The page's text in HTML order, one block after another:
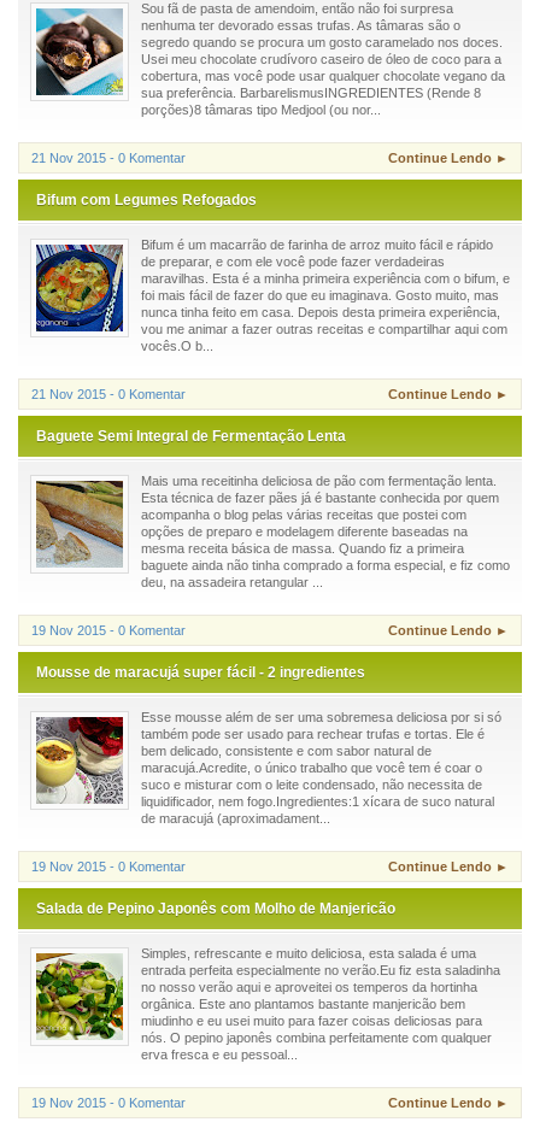
Sou fã de pasta de amendoim, então não foi surpresa
nenhuma ter devorado essas trufas. As tâmaras são o
segredo quando se procura um gosto caramelado nos doces.
Usei meu chocolate crudívoro caseiro de óleo de coco para a
cobertura, mas você pode usar qualquer chocolate vegano da
sua preferência. BarbarelismusINGREDIENTES (Rende 8
porções)8 tâmaras tipo Medjool (ou nor...
21 Nov 2015 - 0 Komentar Continue Lendo ►
Bifum com Legumes Refogados
Bifum é um macarrão de farinha de arroz muito fácil e rápido
de preparar, e com ele você pode fazer verdadeiras
maravilhas. Esta é a minha primeira experiência com o bifum, e
foi mais fácil de fazer do que eu imaginava. Gosto muito, mas
nunca tinha feito em casa. Depois desta primeira experiência,
vou me animar a fazer outras receitas e compartilhar aqui com
vocês.O b...
21 Nov 2015 - 0 Komentar Continue Lendo ►
Baguete Semi Integral de Fermentação Lenta
Mais uma receitinha deliciosa de pão com fermentação lenta.
Esta técnica de fazer pães já é bastante conhecida por quem
acompanha o blog pelas várias receitas que postei com
opções de preparo e modelagem diferente baseadas na
mesma receita básica de massa. Quando fiz a primeira
baguete ainda não tinha comprado a forma especial, e fiz como
deu, na assadeira retangular ...
19 Nov 2015 - 0 Komentar Continue Lendo ►
Mousse de maracujá super fácil - 2 ingredientes
Esse mousse além de ser uma sobremesa deliciosa por si só
também pode ser usado para rechear trufas e tortas. Ele é
bem delicado, consistente e com sabor natural de
maracujá.Acredite, o único trabalho que você tem é coar o
suco e misturar com o leite condensado, não necessita de
liquidificador, nem fogo.Ingredientes:1 xícara de suco natural
de maracujá (aproximadament...
19 Nov 2015 - 0 Komentar Continue Lendo ►
Salada de Pepino Japonês com Molho de Manjericão
Simples, refrescante e muito deliciosa, esta salada é uma
entrada perfeita especialmente no verão.Eu fiz esta saladinha
no nosso verão aqui e aproveitei os temperos da hortinha
orgânica. Este ano plantamos bastante manjericão bem
miudinho e eu usei muito para fazer coisas deliciosas para
nós. O pepino japonês combina perfeitamente com qualquer
erva fresca e eu pessoal...
19 Nov 2015 - 0 Komentar Continue Lendo ►